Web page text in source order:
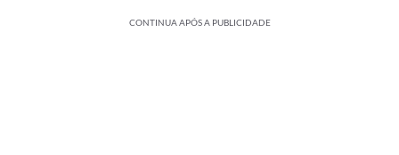
CONTINUA APÓS A PUBLICIDADE